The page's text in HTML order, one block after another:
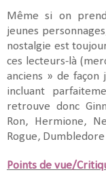
Même si on
jeunes
nostalgie est
ces lecteurs-là
anciens » de façon
incluant
retrouve donc
Ron, Hermione,
Rogue,
Points de vue/